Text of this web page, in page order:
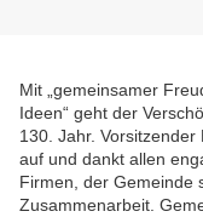
Mit „gemeinsamer
Ideen“ geht der
130. Jahr.
auf und dankt allen
Firmen, der Gemeinde
Zusammenarbeit.